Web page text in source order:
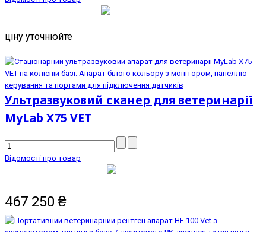
ціну уточнюйте
Ультразвуковий сканер для ветеринарії
MyLab X75 VET
Відомості про товар
467 250 ₴